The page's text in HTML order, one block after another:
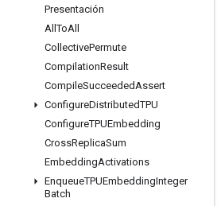
Presentación
AllToAll
CollectivePermute
CompilationResult
CompileSucceededAssert
ConfigureDistributedTPU
ConfigureTPUEmbedding
CrossReplicaSum
EmbeddingActivations
EnqueueTPUEmbeddingInteger
Batch